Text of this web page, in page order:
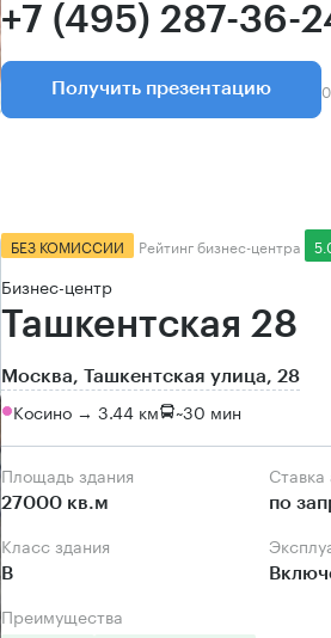
+7 (495) 287-36-
Получить презентацию
БЕЗ КОМИССИИ Рейтинг бизнес-центра
Бизнес-центр
Ташкентская 28
Москва, Ташкентская улица, 28
Косино → 3.44 км ~30 мин
Площадь здания
27000 кв.м по
Класс здания
B
Преимущества